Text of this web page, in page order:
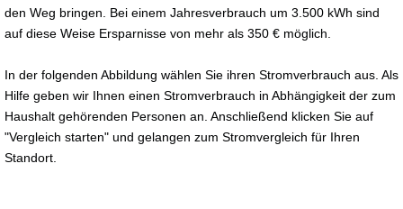
den Weg bringen. Bei einem Jahresverbrauch um 3.500 kWh sind
auf diese Weise Ersparnisse von mehr als 350 € möglich.
In der folgenden Abbildung wählen Sie ihren Stromverbrauch aus. Als
Hilfe geben wir Ihnen einen Stromverbrauch in Abhängigkeit der zum
Haushalt gehörenden Personen an. Anschließend klicken Sie auf
"Vergleich starten" und gelangen zum Stromvergleich für Ihren
Standort.